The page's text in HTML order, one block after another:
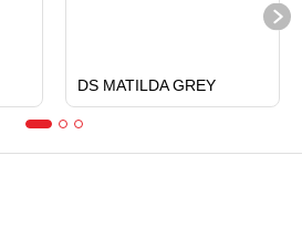
DS MATILDA GREY